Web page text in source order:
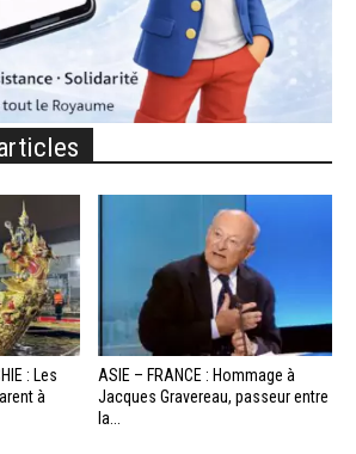
: Les
à
ASIE – FRANCE : Hommage à
Jacques Gravereau, passeur entre
la...